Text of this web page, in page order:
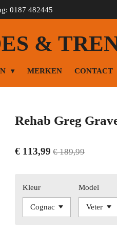
0187 482445
&
MERKEN CONTACT
Rehab Greg
€ 113,99 € 189,99
Kleur Model